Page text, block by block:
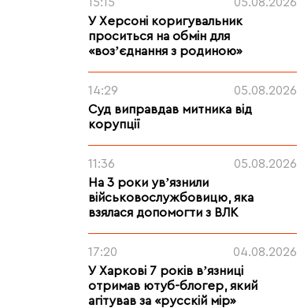
У Херсоні коригувальник
проситься на обмін для
«возʼєднання з родиною»
14:29
05.08.2026
Суд виправдав митника від
корупції
11:36
05.08.2026
На 3 роки увʼязнили
військовослужбовицю, яка
взялася допомогти з ВЛК
17:20
04.08.2026
У Харкові 7 років вʼязниці
отримав ютуб-блогер, який
агітував за «русскій мір»